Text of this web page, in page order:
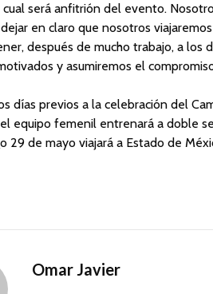
cual será anfitrión del evento.
en claro que nosotros
después de mucho trabajo, a los
y asumiremos el
días previos a la celebración del
el equipo femenil entrenará a doble
29 de mayo viajará a Estado de
Omar Javier